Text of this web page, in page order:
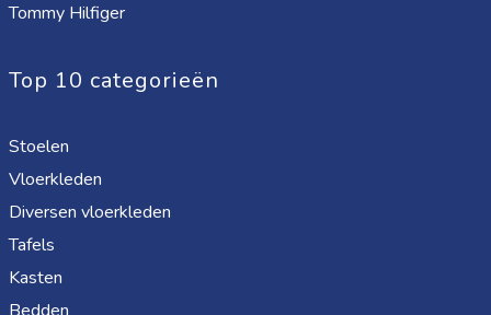
Tommy Hilfiger
Top 10 categorieën
Stoelen
Vloerkleden
Diversen vloerkleden
Tafels
Kasten